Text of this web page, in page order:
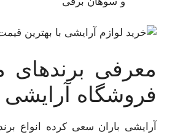
معرفی برندهای
فروشگاه آرایشی
آرایشی باران سعی کرده انواع